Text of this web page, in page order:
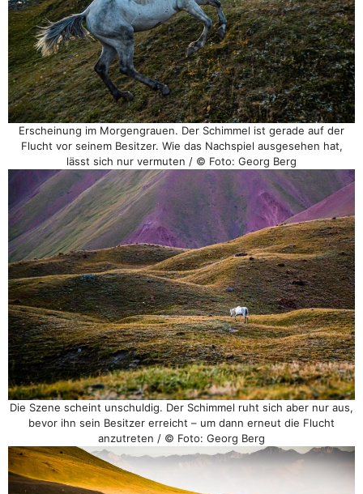
Erscheinung im Morgengrauen. Der Schimmel ist gerade auf der
Flucht vor seinem Besitzer. Wie das Nachspiel ausgesehen hat,
lässt sich nur vermuten / © Foto: Georg Berg
Die Szene scheint unschuldig. Der Schimmel ruht sich aber nur aus,
bevor ihn sein Besitzer erreicht – um dann erneut die Flucht
anzutreten / © Foto: Georg Berg